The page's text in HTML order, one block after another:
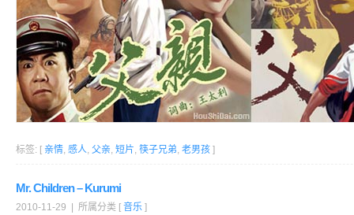
标签: [ 亲情, 感人, 父亲, 短片, 筷子兄弟, 老男孩 ]
Mr. Children – Kurumi
2010-11-29 | 所属分类 [ 音乐 ]